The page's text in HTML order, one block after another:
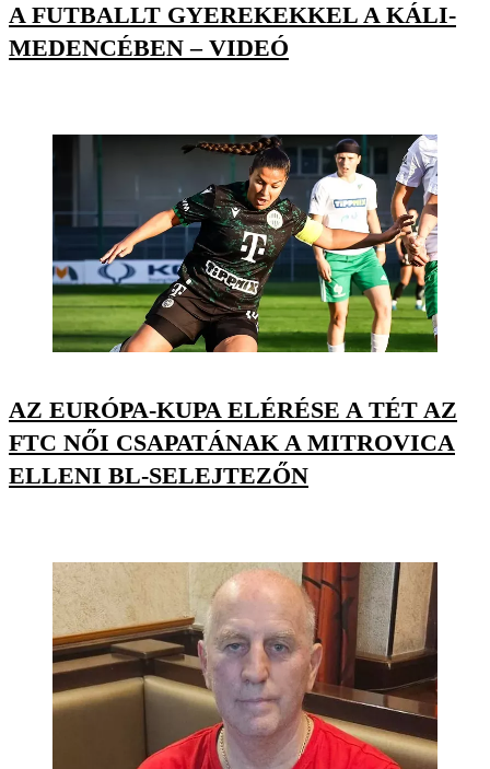
A FUTBALLT GYEREKEKKEL A KÁLI-
MEDENCÉBEN – VIDEÓ
AZ EURÓPA-KUPA ELÉRÉSE A TÉT AZ
FTC NŐI CSAPATÁNAK A MITROVICA
ELLENI BL-SELEJTEZŐN